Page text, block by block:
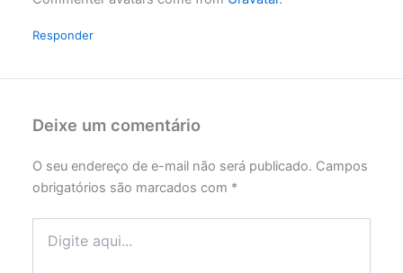
Responder
Deixe um comentário
O seu endereço de e-mail não será publicado. Campos
obrigatórios são marcados com *
aqui...